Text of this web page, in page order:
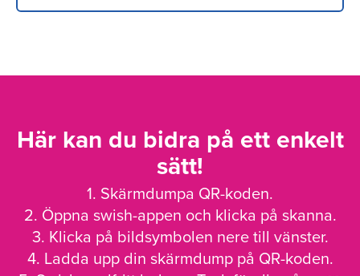
Här kan du bidra på ett enkelt
sätt!
1. Skärmdumpa QR-koden.
2. Öppna swish-appen och klicka på skanna.
3. Klicka på bildsymbolen nere till vänster.
4. Ladda upp din skärmdump på QR-koden.